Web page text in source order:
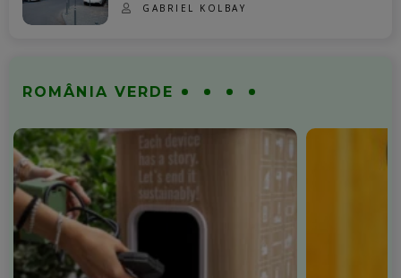
GABRIEL KOLBAY
ROMÂNIA VERDE